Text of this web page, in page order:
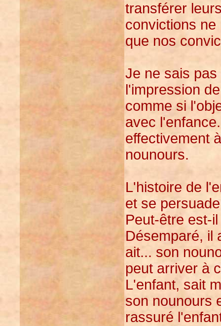
transférer
convictions ne
que nos
Je ne sais
l'impression
comme si
avec
effectivement
nounours.
L'histoire de
et se
Peut-être est-
Désemparé, il
ait... son
peut arriver à
L'enfant, sait
son nounours
rassuré